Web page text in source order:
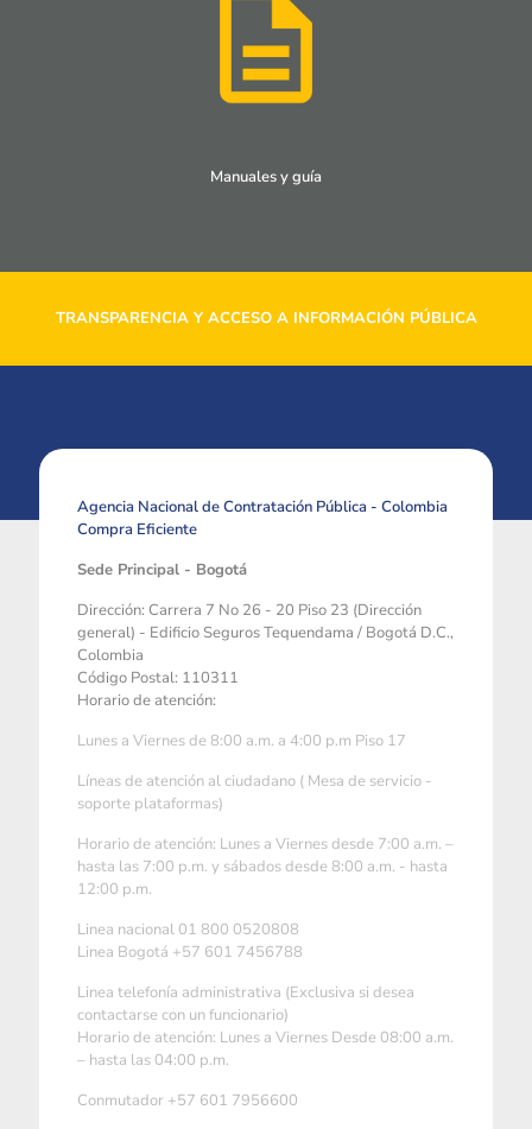
Manuales y guía
TRANSPARENCIA Y ACCESO A INFORMACIÓN PÚBLICA
Agencia Nacional de Contratación Pública - Colombia
Compra Eficiente
Sede Principal - Bogotá
Dirección: Carrera 7 No 26 - 20 Piso 23 (Dirección
general) - Edificio Seguros Tequendama / Bogotá D.C.,
Colombia
Código Postal: 110311
Horario de atención:
Lunes a Viernes de 8:00 a.m. a 4:00 p.m Piso 17
Líneas de atención al ciudadano ( Mesa de servicio -
soporte plataformas)
Horario de atención: Lunes a Viernes desde 7:00 a.m. –
hasta las 7:00 p.m. y sábados desde 8:00 a.m. - hasta
12:00 p.m.
Linea nacional 01 800 0520808
Linea Bogotá +57 601 7456788
Linea telefonía administrativa (Exclusiva si desea
contactarse con un funcionario)
Horario de atención: Lunes a Viernes Desde 08:00 a.m.
– hasta las 04:00 p.m.
Conmutador +57 601 7956600